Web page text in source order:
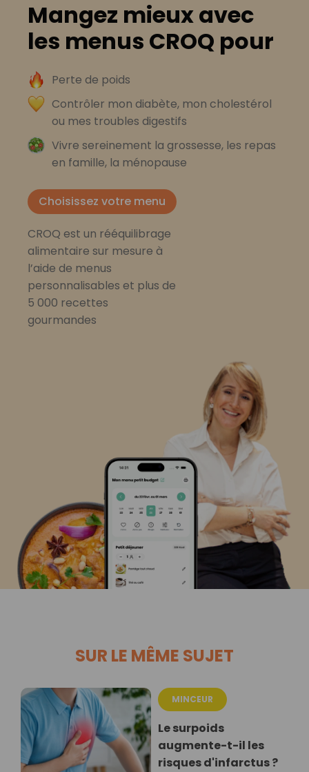
Mangez mieux avec
les menus CROQ pour
Perte de poids
Contrôler mon diabète, mon cholestérol
ou mes troubles digestifs
Vivre sereinement la grossesse, les repas
en famille, la ménopause
Choisissez votre menu
CROQ est un rééquilibrage
alimentaire sur mesure à
l’aide de menus
personnalisables et plus de
5 000 recettes
gourmandes
SUR LE MÊME SUJET
MINCEUR
Le surpoids
augmente-t-il les
risques d'infarctus ?